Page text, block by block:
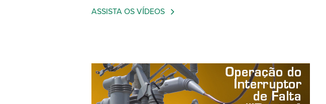
ASSISTA OS VÍDEOS